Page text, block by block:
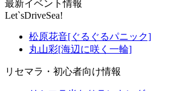
最新イベント情報
Let`sDriveSea!
松原花音[ぐるぐるパニック]
丸山彩[海辺に咲く一輪]
リセマラ・初心者向け情報